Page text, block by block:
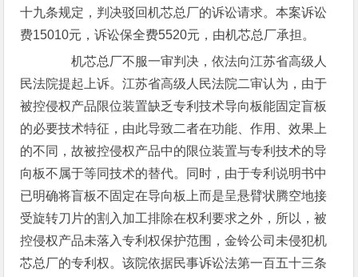
十九条规定，判决驳回机芯总厂的诉讼请求。本案诉讼
费15010元，诉讼保全费5520元，由机芯总厂承担。
机芯总厂不服一审判决，依法向江苏省高级人
民法院提起上诉。江苏省高级人民法院二审认为，由于
被控侵权产品限位装置缺乏专利技术导向板能固定盲板
的必要技术特征，由此导致二者在功能、作用、效果上
的不同，故被控侵权产品中的限位装置与专利技术的导
向板不属于等同技术的替代。同时，由于专利说明书中
已明确将盲板不固定在导向板上而是呈悬臂状腾空地接
受旋转刀片的割入加工排除在权利要求之外，所以，被
控侵权产品未落入专利权保护范围，金铃公司未侵犯机
芯总厂的专利权。该院依据民事诉讼法第一百五十三条